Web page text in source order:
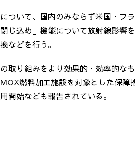
ついて、国内のみならず米国・フ
じ込め」機能について放射線影響
などを行う。
取り組みをより効果的・効率的な
燃料加工施設を対象とした保障
開始なども報告されている。